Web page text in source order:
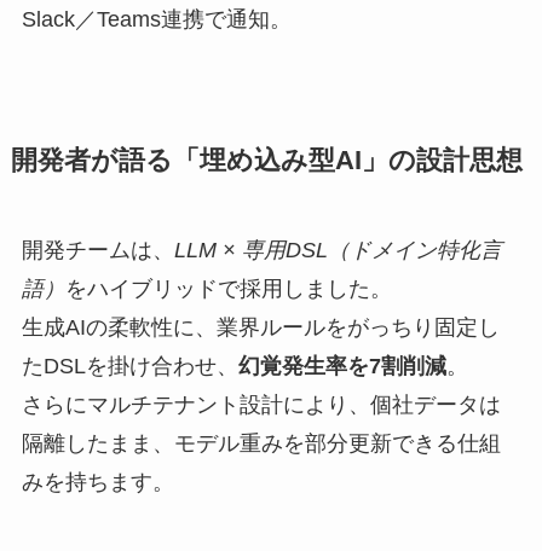
Slack／Teams連携で通知。
開発者が語る「埋め込み型AI」の設計思想
開発チームは、 LLM × 専用DSL（ドメイン特化言
語） をハイブリッドで採用しました。
生成AIの柔軟性に、業界ルールをがっちり固定し
たDSLを掛け合わせ、 幻覚発生率を7割削減。
さらにマルチテナント設計により、個社データは
隔離したまま、モデル重みを部分更新できる仕組
みを持ちます。